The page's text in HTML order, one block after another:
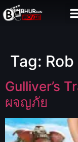
Tag:
Gulliver’s
ผจญภัย